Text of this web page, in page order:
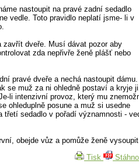
nastoupit na pravé zadní sedadlo
vedle. Toto pravidlo neplatí jsme- li v
zavřít dveře. Musí dávat pozor aby
zda nepřivře ženě plášť nebo
pravé dveře a nechá nastoupit dámu.
se muž za ni ohledně postaví a kryje ji.
li intenzivní provoz, který mu
ohleduplně posune a muž si usedne
třetí sedadlo v pořadí významnosti -
obejde vůz a pomůže ženě vysoupit.
Tisk